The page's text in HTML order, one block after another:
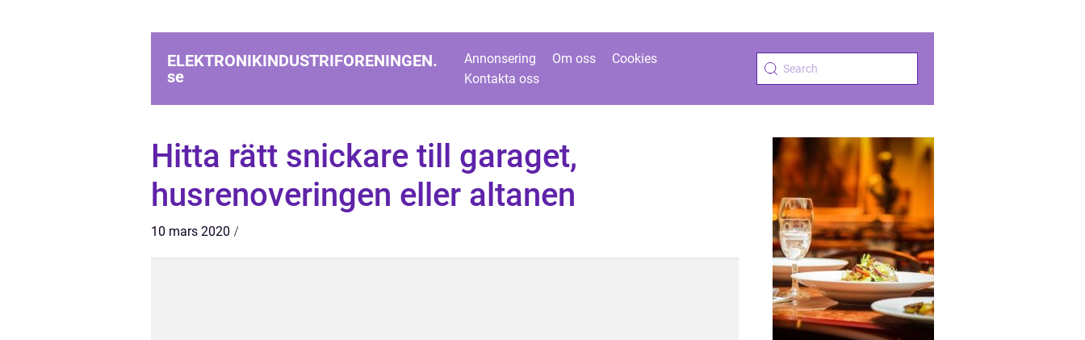
ELEKTRONIKINDUSTRIFORENINGEN.
se
Annonsering Om oss
Cookies
Kontakta oss
Hitta rätt snickare till garaget,
husrenoveringen eller altanen
10 mars 2020